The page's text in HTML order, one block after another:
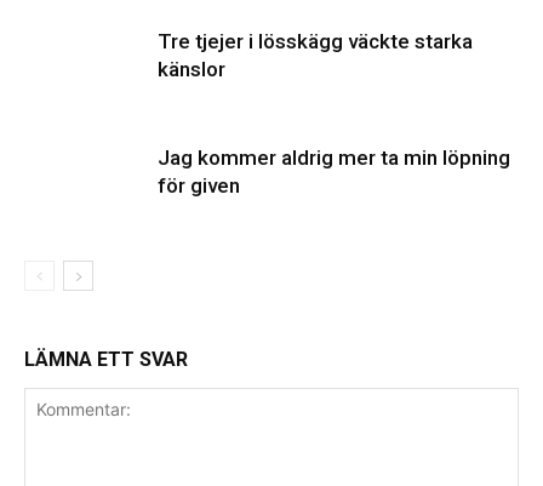
Tre tjejer i lösskägg väckte starka
känslor
Jag kommer aldrig mer ta min löpning
för given
LÄMNA ETT SVAR